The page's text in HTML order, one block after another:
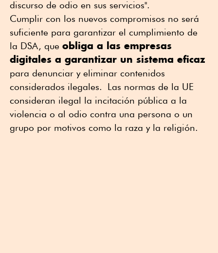
discurso de odio en sus servicios".
Cumplir con los nuevos compromisos no será
suficiente para garantizar el cumplimiento de
la DSA, que obliga a las empresas
digitales a garantizar un sistema eficaz
para denunciar y eliminar contenidos
considerados ilegales. Las normas de la UE
consideran ilegal la incitación pública a la
violencia o al odio contra una persona o un
grupo por motivos como la raza y la religión.